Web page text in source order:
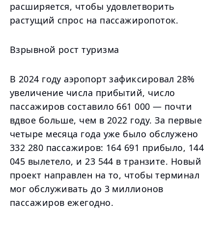
расширяется, чтобы удовлетворить
растущий спрос на пассажиропоток.
Взрывной рост туризма
В 2024 году аэропорт зафиксировал 28%
увеличение числа прибытий, число
пассажиров составило 661 000 — почти
вдвое больше, чем в 2022 году. За первые
четыре месяца года уже было обслужено
332 280 пассажиров: 164 691 прибыло, 144
045 вылетело, и 23 544 в транзите. Новый
проект направлен на то, чтобы терминал
мог обслуживать до 3 миллионов
пассажиров ежегодно.